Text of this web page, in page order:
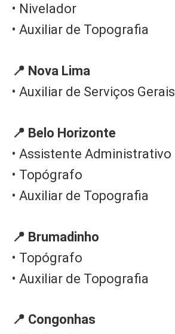
• Nivelador
• Auxiliar de Topografia
📍 Nova Lima
• Auxiliar de Serviços Gerais
📍 Belo Horizonte
• Assistente Administrativo
• Topógrafo
• Auxiliar de Topografia
📍 Brumadinho
• Topógrafo
• Auxiliar de Topografia
📍 Congonhas